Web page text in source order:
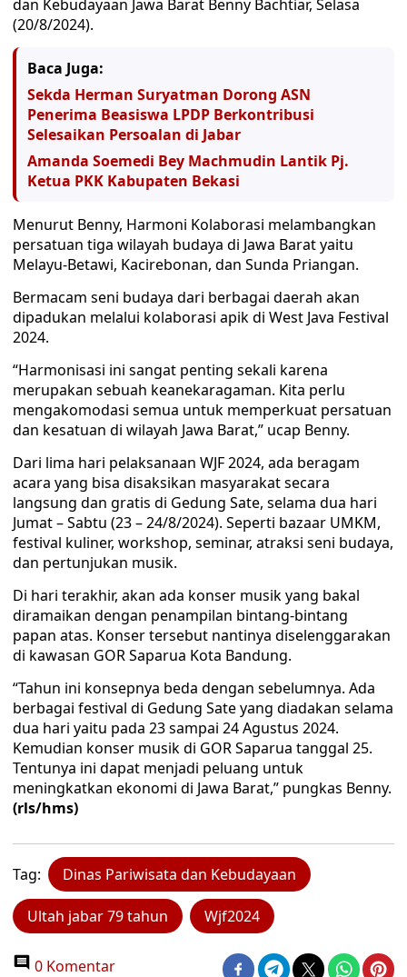
dan Kebudayaan Jawa Barat Benny Bachtiar, Selasa
(20/8/2024).
Baca Juga:
Sekda Herman Suryatman Dorong ASN
Penerima Beasiswa LPDP Berkontribusi
Selesaikan Persoalan di Jabar
Amanda Soemedi Bey Machmudin Lantik Pj.
Ketua PKK Kabupaten Bekasi
Menurut Benny, Harmoni Kolaborasi melambangkan
persatuan tiga wilayah budaya di Jawa Barat yaitu
Melayu-Betawi, Kacirebonan, dan Sunda Priangan.
Bermacam seni budaya dari berbagai daerah akan
dipadukan melalui kolaborasi apik di West Java Festival
2024.
“Harmonisasi ini sangat penting sekali karena
merupakan sebuah keanekaragaman. Kita perlu
mengakomodasi semua untuk memperkuat persatuan
dan kesatuan di wilayah Jawa Barat,” ucap Benny.
Dari lima hari pelaksanaan WJF 2024, ada beragam
acara yang bisa disaksikan masyarakat secara
langsung dan gratis di Gedung Sate, selama dua hari
Jumat – Sabtu (23 – 24/8/2024). Seperti bazaar UMKM,
festival kuliner, workshop, seminar, atraksi seni budaya,
dan pertunjukan musik.
Di hari terakhir, akan ada konser musik yang bakal
diramaikan dengan penampilan bintang-bintang
papan atas. Konser tersebut nantinya diselenggarakan
di kawasan GOR Saparua Kota Bandung.
“Tahun ini konsepnya beda dengan sebelumnya. Ada
berbagai festival di Gedung Sate yang diadakan selama
dua hari yaitu pada 23 sampai 24 Agustus 2024.
Kemudian konser musik di GOR Saparua tanggal 25.
Tentunya ini dapat menjadi peluang untuk
meningkatkan ekonomi di Jawa Barat,” pungkas Benny.
(rls/hms)
Tag: Dinas Pariwisata dan Kebudayaan
Ultah jabar 79 tahun Wjf2024
0 Komentar